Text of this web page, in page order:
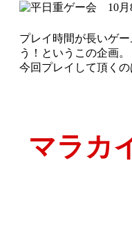
プレイ時間が長いゲ
う！というこの企画。
今回プレイして頂くの
マラカ